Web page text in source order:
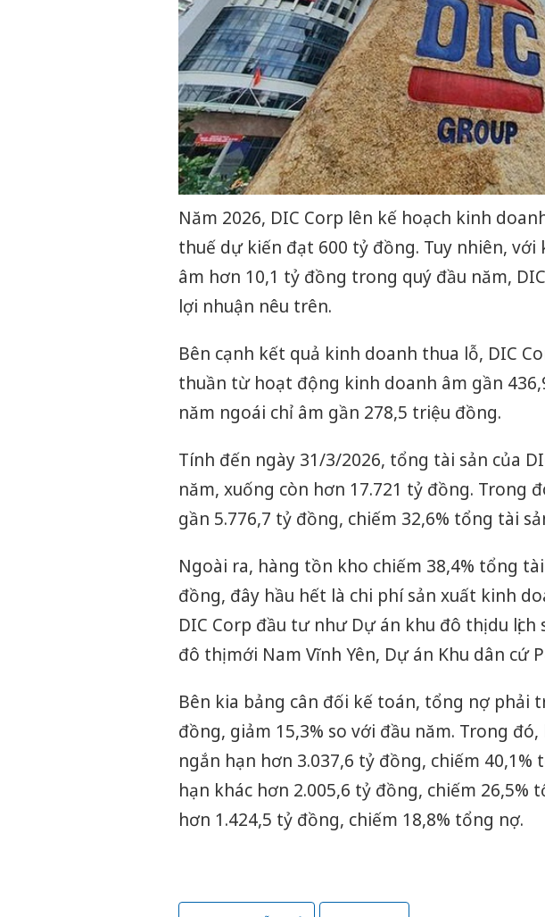
Năm 2026, DIC Corp lên kế hoạch kinh
thuế dự kiến đạt 600 tỷ đồng. Tuy nhiên,
âm hơn 10,1 tỷ đồng trong quý đầu năm,
lợi nhuận nêu trên.
Bên cạnh kết quả kinh doanh thua lỗ, DIC
thuần từ hoạt động kinh doanh âm gần
năm ngoái chỉ âm gần 278,5 triệu đồng.
Tính đến ngày 31/3/2026, tổng tài sản của
năm, xuống còn hơn 17.721 tỷ đồng. Trong
gần 5.776,7 tỷ đồng, chiếm 32,6% tổng tài
Ngoài ra, hàng tồn kho chiếm 38,4% tổng
đồng, đây hầu hết là chi phí sản xuất kinh
DIC Corp đầu tư như Dự án khu đô thị du
đô thị mới Nam Vĩnh Yên, Dự án Khu dân cứ
Bên kia bảng cân đối kế toán, tổng nợ phải
đồng, giảm 15,3% so với đầu năm. Trong
ngắn hạn hơn 3.037,6 tỷ đồng, chiếm
hạn khác hơn 2.005,6 tỷ đồng, chiếm 26,5%
hơn 1.424,5 tỷ đồng, chiếm 18,8% tổng nợ.